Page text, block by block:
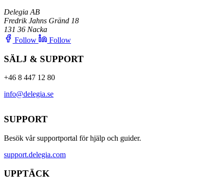
Delegia AB
Fredrik Jahns Gränd 18
131 36 Nacka
Follow
Follow
SÄLJ & SUPPORT
+46 8 447 12 80
info@delegia.se
SUPPORT
Besök vår supportportal för hjälp och guider.
support.delegia.com
UPPTÄCK